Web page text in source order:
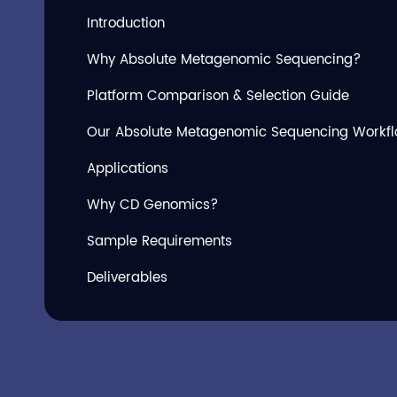
Introduction
Why Absolute Metagenomic Sequencing?
Platform Comparison & Selection Guide
Our Absolute Metagenomic Sequencing
Applications
Why CD Genomics?
Sample Requirements
Deliverables